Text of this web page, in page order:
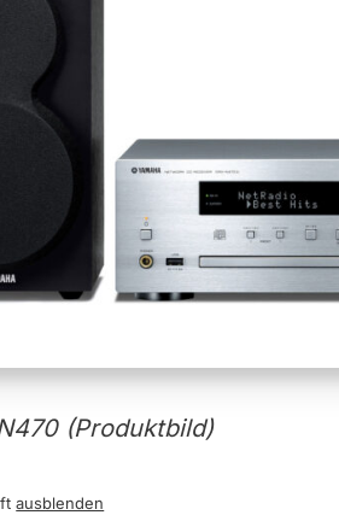
(Produktbild)
ausblenden